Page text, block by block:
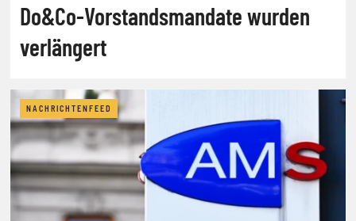
Do&Co-Vorstandsmandate wurden
verlängert
NACHRICHTENFEED